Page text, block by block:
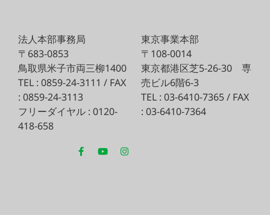
法人本部事務局
〒683-0853
鳥取県米子市両三柳1400
TEL : 0859-24-3111 / FAX
: 0859-24-3113
フリーダイヤル : 0120-
418-658
東京事業本部
〒108-0014
東京都港区芝5-26-30 専
売ビル6階6-3
TEL : 03-6410-7365 / FAX
: 03-6410-7364